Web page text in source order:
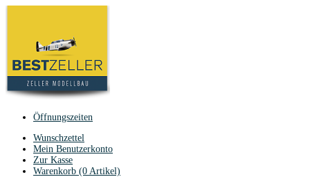
Öffnungszeiten
Wunschzettel
Mein Benutzerkonto
Zur Kasse
Warenkorb (0 Artikel)